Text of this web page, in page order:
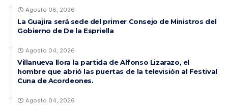
Agosto 08, 2026
La Guajira será sede del primer Consejo de Ministros del
Gobierno de De la Espriella
Agosto 04, 2026
Villanueva llora la partida de Alfonso Lizarazo, el
hombre que abrió las puertas de la televisión al Festival
Cuna de Acordeones.
Agosto 04, 2026